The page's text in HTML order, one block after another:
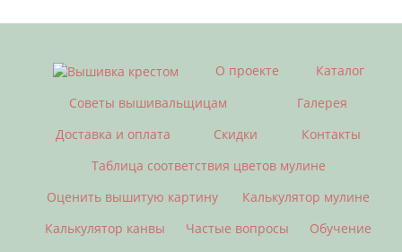
О проекте
Каталог
Советы вышивальщицам
Галерея
Доставка и оплата
Скидки
Контакты
Таблица соответствия цветов мулине
Оценить вышитую картину
Калькулятор мулине
Калькулятор канвы
Частые вопросы Обучение